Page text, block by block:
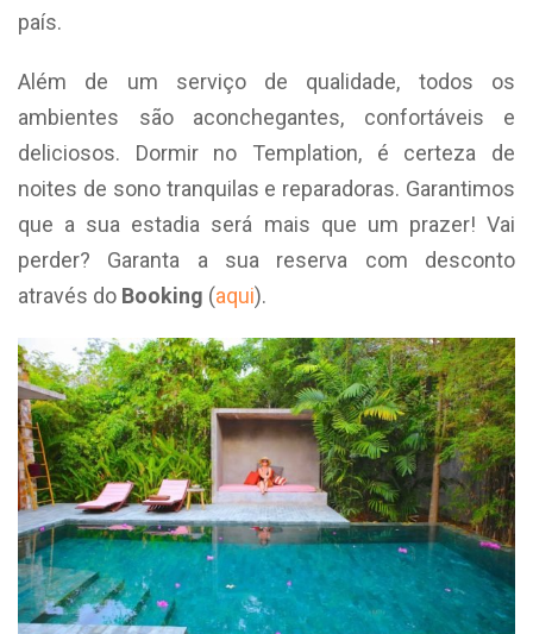
país.
Além de um serviço de qualidade, todos os
ambientes são aconchegantes, confortáveis e
deliciosos. Dormir no Templation, é certeza de
noites de sono tranquilas e reparadoras. Garantimos
que a sua estadia será mais que um prazer! Vai
perder? Garanta a sua reserva com desconto
através do Booking (aqui).